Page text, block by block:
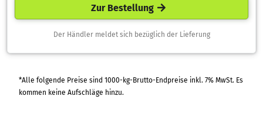
Zur Bestellung
Der Händler meldet sich bezüglich der Lieferung
*Alle folgende Preise sind 1000-kg-Brutto-Endpreise inkl. 7% MwSt. Es
kommen keine Aufschläge hinzu.